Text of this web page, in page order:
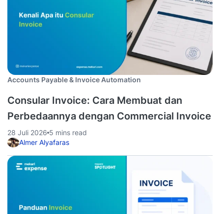
Accounts Payable & Invoice Automation
Consular Invoice: Cara Membuat dan
Perbedaannya dengan Commercial Invoice
28 Juli 2026 5 mins read
Almer Alyafaras